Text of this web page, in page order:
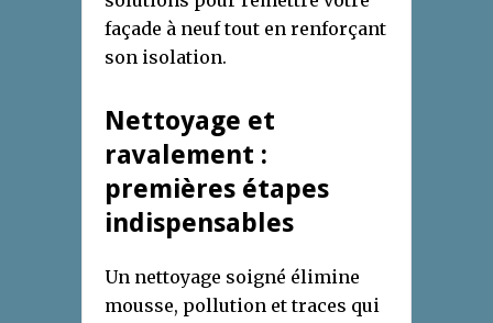
façade à neuf tout en renforçant
son isolation.
Nettoyage et
ravalement :
premières étapes
indispensables
Un nettoyage soigné élimine
mousse, pollution et traces qui